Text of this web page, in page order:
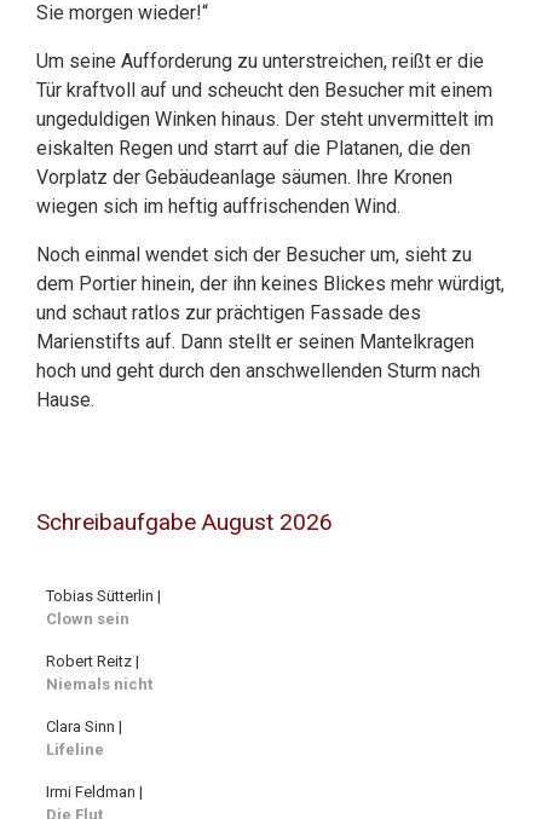
Sie morgen wieder!“
Um seine Aufforderung zu unterstreichen, reißt er die
Tür kraftvoll auf und scheucht den Besucher mit einem
ungeduldigen Winken hinaus. Der steht unvermittelt im
eiskalten Regen und starrt auf die Platanen, die den
Vorplatz der Gebäudeanlage säumen. Ihre Kronen
wiegen sich im heftig auffrischenden Wind.
Noch einmal wendet sich der Besucher um, sieht zu
dem Portier hinein, der ihn keines Blickes mehr würdigt,
und schaut ratlos zur prächtigen Fassade des
Marienstifts auf. Dann stellt er seinen Mantelkragen
hoch und geht durch den anschwellenden Sturm nach
Hause.
Schreibaufgabe August 2026
Tobias Sütterlin |
Clown sein
Robert Reitz |
Niemals nicht
Clara Sinn |
Lifeline
Irmi Feldman |
Die Flut